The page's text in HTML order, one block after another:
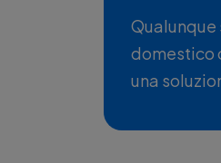
Qualunque
domestico
una